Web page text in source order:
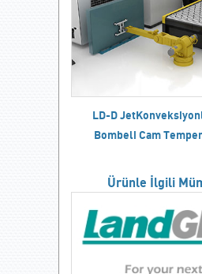
LD-D
Bombeli Cam
Ürünle İlgili